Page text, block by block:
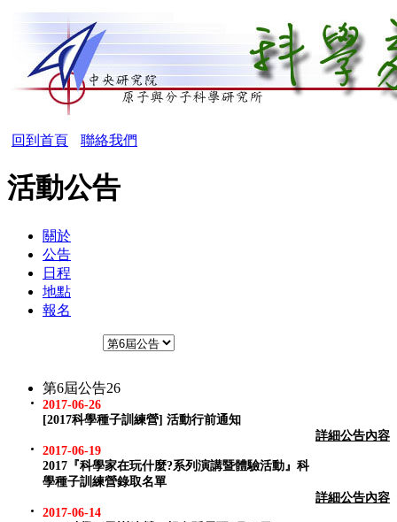
回到首頁 聯絡我們
活動公告
關於
公告
日程
地點
報名
第6屆公告26
2017-06-26
[2017科學種子訓練營] 活動行前通知
詳細公告內容
2017-06-19
2017『科學家在玩什麼?系列演講暨體驗活動』科
學種子訓練營錄取名單
詳細公告內容
2017-06-14